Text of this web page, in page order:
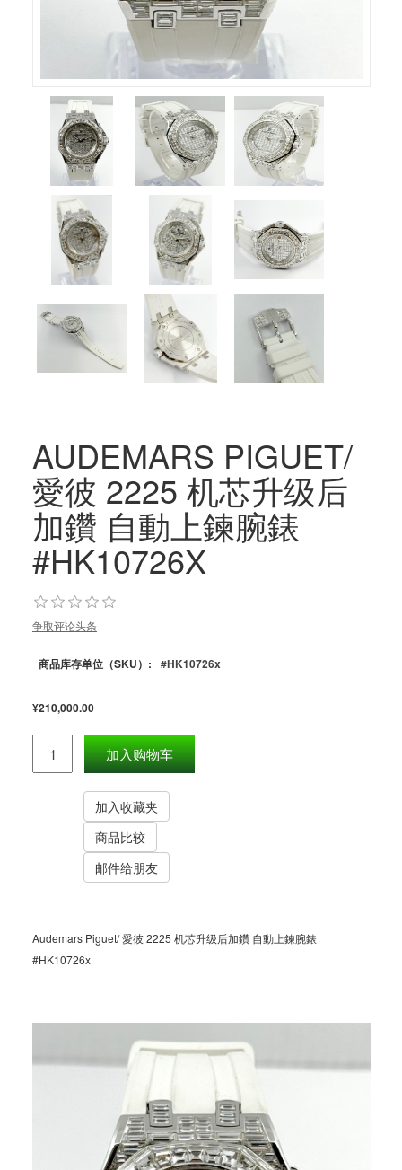
AUDEMARS PIGUET/
愛彼 2225 机芯升级后
加鑽 自動上鍊腕錶
#HK10726X
争取评论头条
商品库存单位（SKU）: #HK10726x
¥210,000.00
Audemars Piguet/ 愛彼 2225 机芯升级后加鑽 自動上鍊腕錶
#HK10726x